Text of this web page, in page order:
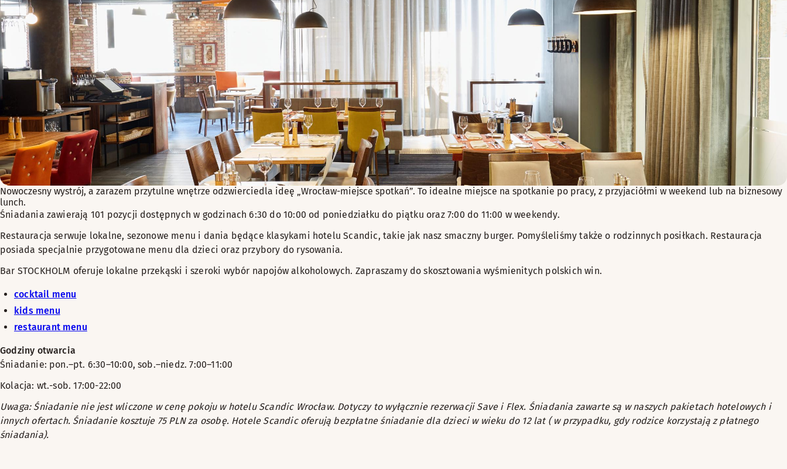
Nowoczesny wystrój, a zarazem przytulne wnętrze odzwierciedla ideę „Wrocław-miejsce spotkań”. To idealne miejsce na spotkanie po pracy, z przyjaciółmi w weekend lub na biznesowy
lunch.
Śniadania zawierają 101 pozycji dostępnych w godzinach 6:30 do 10:00 od poniedziałku do piątku oraz 7:00 do 11:00 w weekendy.
Restauracja serwuje lokalne, sezonowe menu i dania będące klasykami hotelu Scandic, takie jak nasz smaczny burger. Pomyśleliśmy także o rodzinnych posiłkach. Restauracja
posiada specjalnie przygotowane menu dla dzieci oraz przybory do rysowania.
Bar STOCKHOLM oferuje lokalne przekąski i szeroki wybór napojów alkoholowych. Zapraszamy do skosztowania wyśmienitych polskich win.
cocktail menu
kids menu
restaurant menu
Godziny otwarcia
Śniadanie: pon.–pt. 6:30–10:00, sob.–niedz. 7:00–11:00
Kolacja: wt.-sob. 17:00-22:00
Uwaga: Śniadanie nie jest wliczone w cenę pokoju w hotelu Scandic Wrocław. Dotyczy to wyłącznie rezerwacji Save i Flex. Śniadania zawarte są w naszych pakietach hotelowych i
innych ofertach. Śniadanie kosztuje 75 PLN za osobę. Hotele Scandic oferują bezpłatne śniadanie dla dzieci w wieku do 12 lat ( w przypadku, gdy rodzice korzystają z płatnego
śniadania).